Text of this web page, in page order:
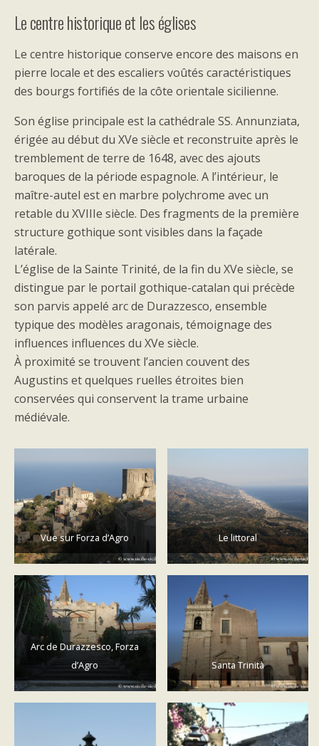
Le centre historique et les églises
Le centre historique conserve encore des maisons en
pierre locale et des escaliers voûtés caractéristiques
des bourgs fortifiés de la côte orientale sicilienne.
Son église principale est la cathédrale SS. Annunziata,
érigée au début du XVe siècle et reconstruite après le
tremblement de terre de 1648, avec des ajouts
baroques de la période espagnole. A l’intérieur, le
maître-autel est en marbre polychrome avec un
retable du XVIIIe siècle. Des fragments de la première
structure gothique sont visibles dans la façade
latérale.
L’église de la Sainte Trinité, de la fin du XVe siècle, se
distingue par le portail gothique-catalan qui précède
son parvis appelé arc de Durazzesco, ensemble
typique des modèles aragonais, témoignage des
influences influences du XVe siècle.
À proximité se trouvent l’ancien couvent des
Augustins et quelques ruelles étroites bien
conservées qui conservent la trame urbaine
médiévale.
Vue sur Forza d’Agro Le littoral
Arc de Durazzesco, Forza
d’Agro
Santa Trinità